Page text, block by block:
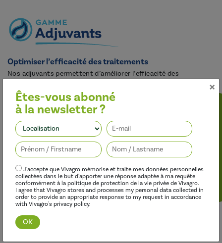
Optimiser l’efficacité des traitements
Nos adjuvants permettent d’améliorer l’efficacité des
herbicides, des fongicides, des insecticides et des régulateurs de
croissance, tout en limitant leur impact sur l’environnement.
Découvrir cette gamme
×
Êtes-vous abonné
à la newsletter ?
J'accepte que Vivagro mémorise et traite mes données personnelles
collectées dans le but d'apporter une réponse adaptée à ma requête
conformément à la politique de protection de la vie privée de Vivagro.
I agree that Vivagro stores and processes my personal data collected in
order to provide an appropriate response to my request in accordance
with Vivagro's privacy policy.